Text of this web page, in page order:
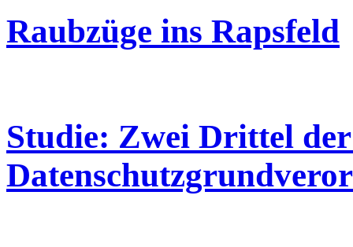
Raubzüge ins Rapsfeld
Studie: Zwei Drittel